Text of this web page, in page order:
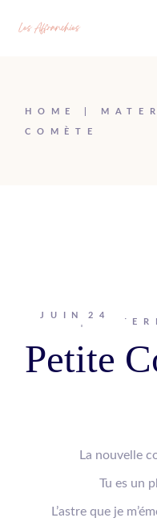
contenu
HOME
COMÈTE
JUIN 24
Johanna
Petite
La nouvelle
Tu es un
L’astre que je